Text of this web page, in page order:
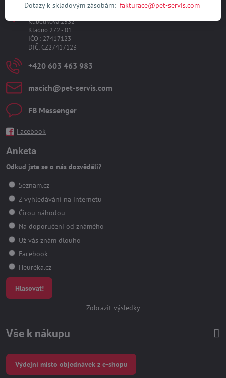
PET-SERVIS s​.r​.o​.
Kubelíkova 2532
Kladno 272 - 01
IČO : 27417123
DIČ: CZ27417123
+420 603 463 983
macich​@pet-servis​.com
FB Messenger
Facebook
Anketa
Odkud jste se o nás dozvěděli?
Seznam.cz
Z vyhledávání na internetu
Čirou náhodou
Na doporučení od známého
Už vás znám dlouho
Facebook
Heuréka.cz
Hlasovat!
Zobrazit výsledky
Vše k nákupu
Výdejní místo objednávek z e-shopu
Dotazy k skladovým zásobám:fakturace@pet-servis.com